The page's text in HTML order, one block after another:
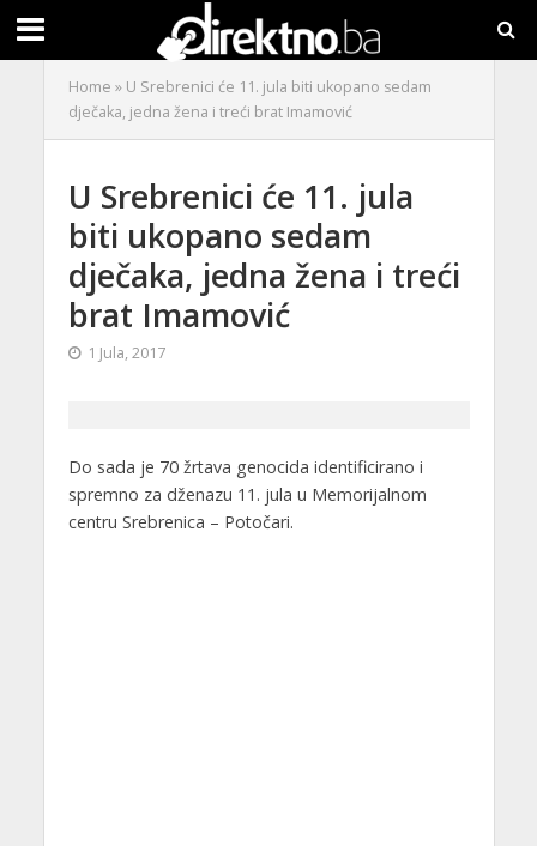
Home » U Srebrenici će 11. jula biti ukopano sedam
dječaka, jedna žena i treći brat Imamović
U Srebrenici će 11. jula
biti ukopano sedam
dječaka, jedna žena i treći
brat Imamović
1 Jula, 2017
Do sada je 70 žrtava genocida identificirano i
spremno za dženazu 11. jula u Memorijalnom
centru Srebrenica – Potočari.